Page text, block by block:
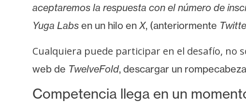
aceptaremos la respuesta con el número de
Yuga Labs en un hilo enX, (anteriormente
Cualquiera puede participar en el desafío, no
web de TwelveFold, descargar un
Competencia llega en un